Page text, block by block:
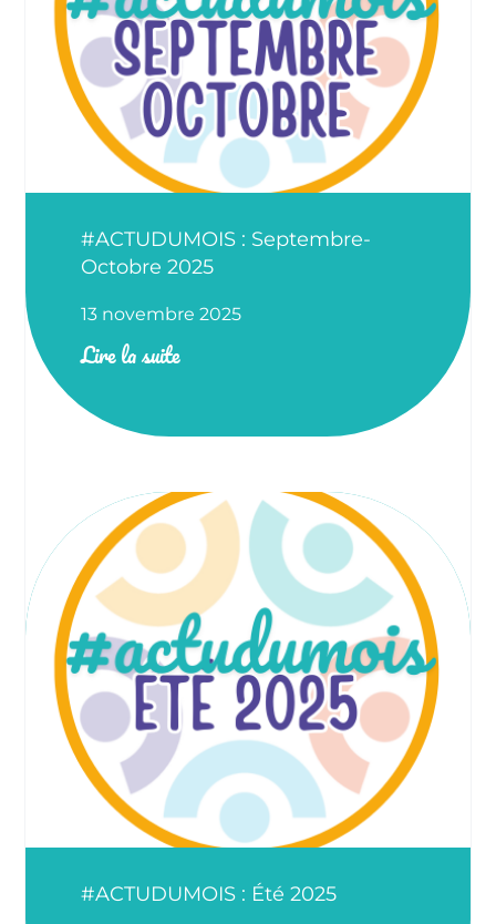
#ACTUDUMOIS : Septembre-
Octobre 2025
13 novembre 2025
Lire la suite
#ACTUDUMOIS : Été 2025